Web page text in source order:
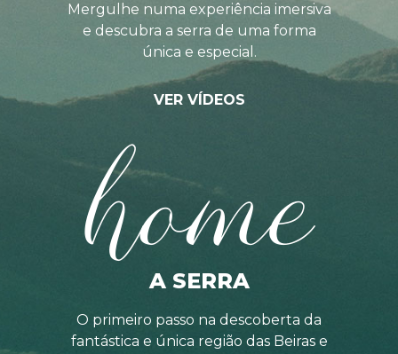
Mergulhe numa experiência imersiva
e descubra a serra de uma forma
única e especial.
VER VÍDEOS
home
A SERRA
O primeiro passo na descoberta da
fantástica e única região das Beiras e